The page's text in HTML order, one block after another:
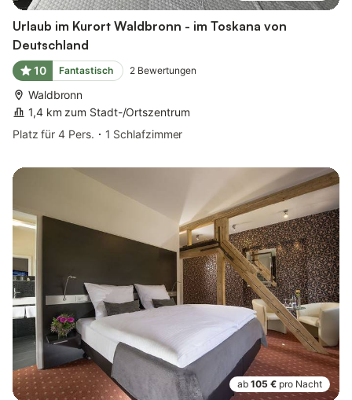
Urlaub im Kurort Waldbronn - im Toskana von
Deutschland
10 Fantastisch 2 Bewertungen
Waldbronn
1,4 km zum Stadt-/Ortszentrum
Platz für 4 Pers.
1 Schlafzimmer
ab 105 € pro Nacht